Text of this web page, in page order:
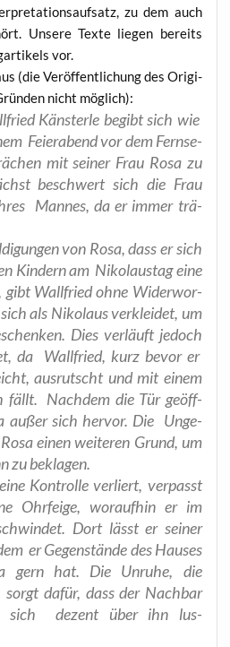
zu dem auch
Unse­re Tex­te lie­gen bereits
vor.
(die Ver­öf­fent­li­chung des Ori­gi­
nicht möglich):
Käns­ter­le begibt sich wie
Fei­er­abend vor dem Fern­se­
mit sei­ner Frau Rosa zu
beschwert sich die Frau
Man­nes, da er immer trä­
von Rosa, dass er sich
Kin­dern am Niko­laus­tag eine
gibt Wall­fried ohne Wider­wor­
als Niko­laus ver­klei­det, um
Dies ver­läuft jedoch
da Wall­fried, kurz bevor er
aus­rutscht und mit einem
fällt. Nach­dem die Tür geöff­
außer sich her­vor. Die Unge­
einen wei­te­ren Grund, um
zu beklagen.
Kon­trol­le ver­liert, ver­passt
Ohr­fei­ge, wor­auf­hin er im
. Dort lässt er sei­ner
er Gegen­stän­de des Hau­ses
gern hat. Die Unru­he, die
dafür, dass der Nach­bar
sich dezent über ihn lus­